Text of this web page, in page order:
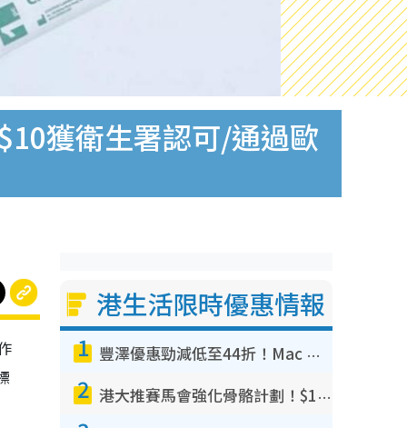
獲衛生署認可/通過歐
港生活限時優惠情報
1 豐澤優惠勁減低至44折！Mac mini/iPhone17Pro大減價！廚房家電$220起
2 港大推賽馬會強化骨骼計劃！$100骨質密度X光檢查 完成免費運動訓練送超市禮券！附參加資格